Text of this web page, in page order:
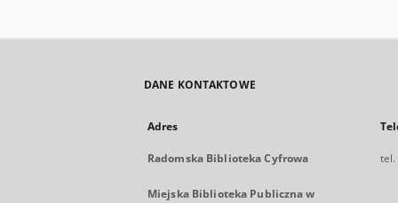
DANE KONTAKTOWE
Adres
Radomska Biblioteka Cyfrowa
Miejska Biblioteka Publiczna w
tel.